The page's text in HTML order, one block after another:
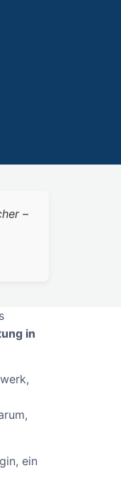
–
in
ein